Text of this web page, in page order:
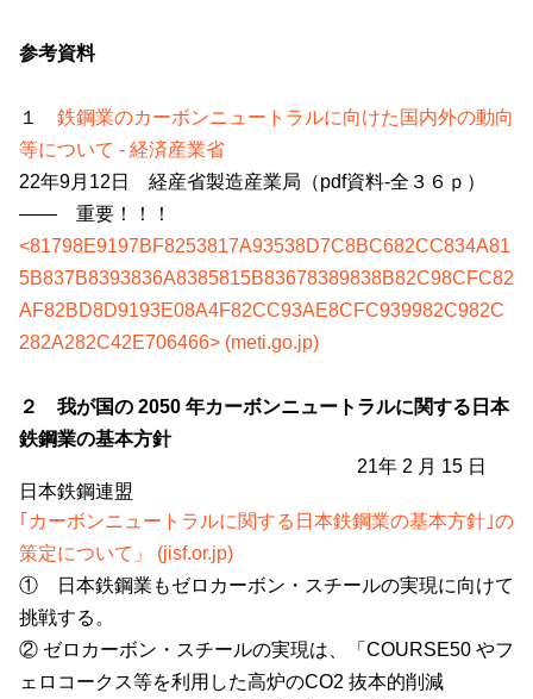
参考資料
１ 鉄鋼業のカーボンニュートラルに向けた国内外の動向
等について - 経済産業省
22年9月 12 日 経産省製造産業局（pdf資料-全３６ｐ）
―― 重要！！！
<81798E9197BF8253817A93538D7C8BC682CC834A81
5B837B8393836A8385815B83678389838B82C98CFC82
AF82BD8D9193E08A4F82CC93AE8CFC939982C982C
282A282C42E706466> (meti.go.jp)
２ 我が国の 2050 年カーボンニュートラルに関する日本
鉄鋼業の基本方針
21年 2 月 15 日
日本鉄鋼連盟
｢カーボンニュートラルに関する日本鉄鋼業の基本方針｣の
策定について」 (jisf.or.jp)
① 日本鉄鋼業もゼロカーボン・スチールの実現に向けて
挑戦する。
② ゼロカーボン・スチールの実現は、「 COURSE50 やフ
ェロコークス等を利用した高炉のCO2 抜本的削減